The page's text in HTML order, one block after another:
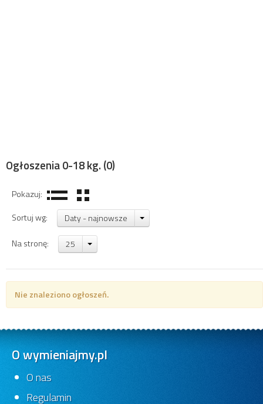
Ogłoszenia 0-18 kg. (0)
Pokazuj:
Sortuj wg:
Daty - najnowsze
Na stronę: 25
Nie znaleziono ogłoszeń.
O wymieniajmy.pl
O nas
Regulamin